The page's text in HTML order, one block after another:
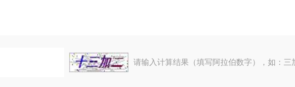
请输入计算结果（填写阿拉伯数字），如：三